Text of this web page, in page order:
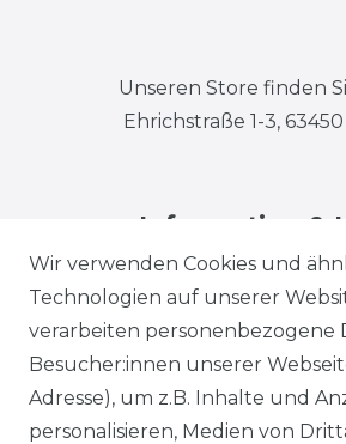
Wir verwenden Cookies und
Technologien auf unserer
verarbeiten personenbezogene
Besucher:innen unserer
Adresse), um z.B. Inhalte und
personalisieren, Medien von
Unseren Store finden
Ehrichstraße 1-3,
Information &
Impressum